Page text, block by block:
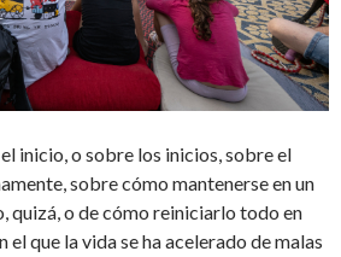
inicio, o sobre los inicios, sobre el
sobre cómo mantenerse en un
quizá, o de cómo reiniciarlo todo en
que la vida se ha acelerado de malas